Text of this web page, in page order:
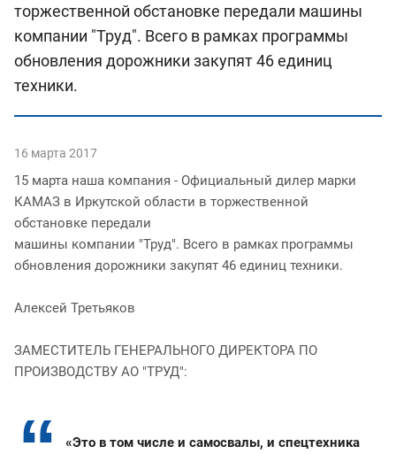
торжественной обстановке передали машины
компании "Труд". Всего в рамках программы
обновления дорожники закупят 46 единиц
техники.
16 марта 2017
15 марта наша компания - Официальный дилер марки
КАМАЗ в Иркутской области в торжественной
обстановке передали
машины компании "Труд". Всего в рамках программы
обновления дорожники закупят 46 единиц техники.
Алексей Третьяков
ЗАМЕСТИТЕЛЬ ГЕНЕРАЛЬНОГО ДИРЕКТОРА ПО
ПРОИЗВОДСТВУ АО "ТРУД":
«Это в том числе и самосвалы, и спецтехника